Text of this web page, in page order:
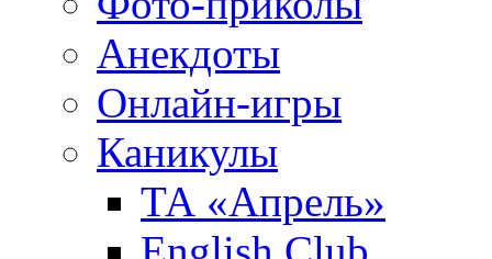
Анекдоты
Онлайн-игры
Каникулы
ТА «Апрель»